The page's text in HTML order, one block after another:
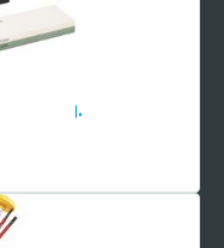
Kirschen Schleif- und Schärfsatz 4-tlg.